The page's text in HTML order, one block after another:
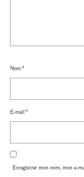
Nom*
E-mail*
Enregistrer mon nom, mon e-